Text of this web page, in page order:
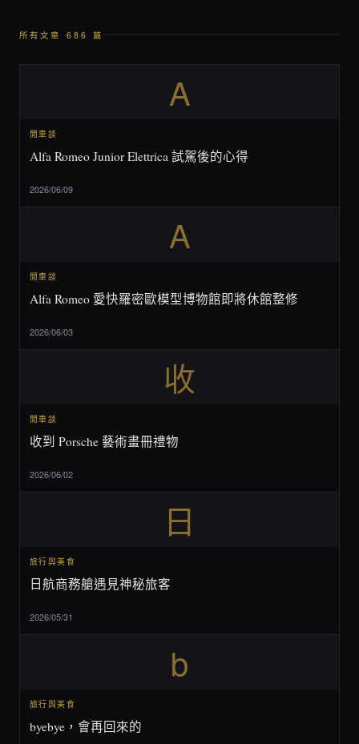
所有文章 686 篇
A
閒車談
Alfa Romeo Junior Elettrica 試駕後的心得
2026/06/09
A
閒車談
Alfa Romeo 愛快羅密歐模型博物館即將休館整修
2026/06/03
收
閒車談
收到 Porsche 藝術畫冊禮物
2026/06/02
日
旅行與美食
日航商務艙遇見神秘旅客
2026/05/31
b
旅行與美食
byebye，會再回來的